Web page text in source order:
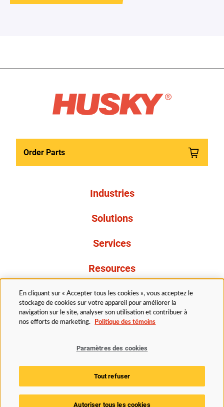
Order Parts
Industries
Solutions
Services
Resources
À propos de nous
Légal Avis de confidentialité
Politique d’accessibilité
Politique des témoins
Paramètres des cookies
© 2025 Husky Technologies. Tous droits réservés.
En cliquant sur « Accepter tous les cookies », vous acceptez le
stockage de cookies sur votre appareil pour améliorer la
navigation sur le site, analyser son utilisation et contribuer à
nos efforts de marketing.
Politique des témoins
Paramètres des cookies
Tout refuser
Autoriser tous les cookies